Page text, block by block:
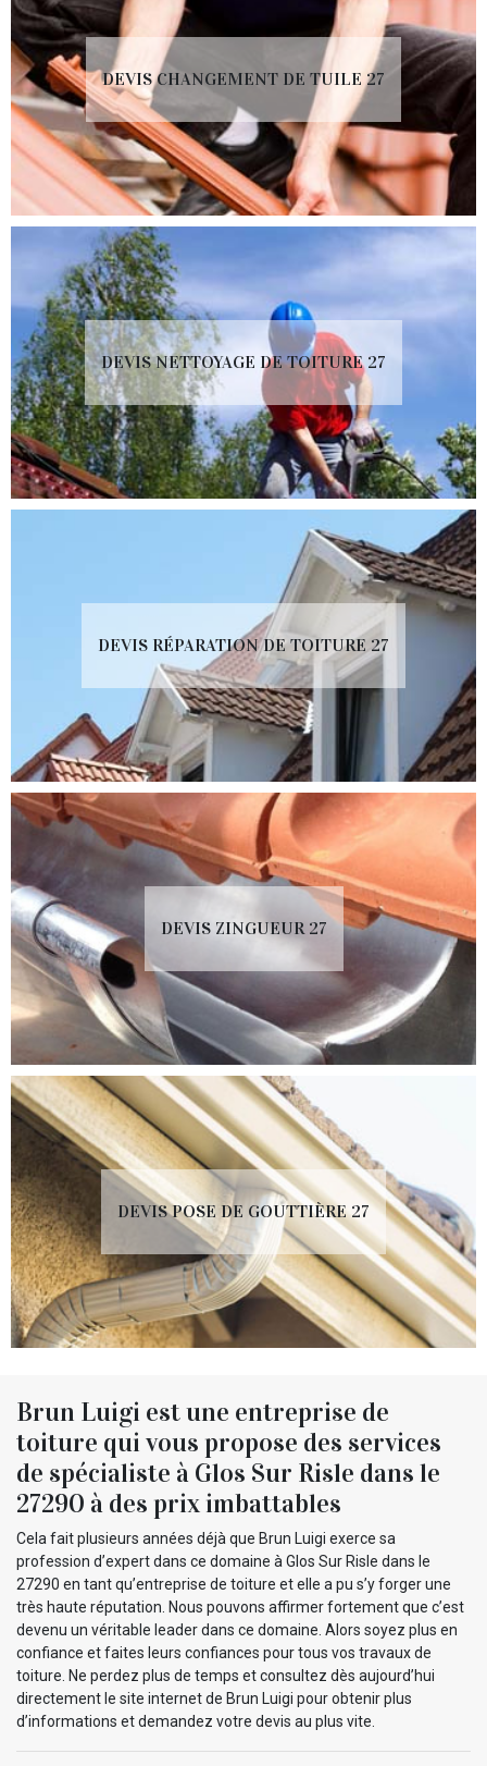
DEVIS CHANGEMENT DE TUILE 27
DEVIS NETTOYAGE DE TOITURE 27
DEVIS RÉPARATION DE TOITURE 27
DEVIS ZINGUEUR 27
DEVIS POSE DE GOUTTIÈRE 27
Brun Luigi est une entreprise de
toiture qui vous propose des services
de spécialiste à Glos Sur Risle dans le
27290 à des prix imbattables
Cela fait plusieurs années déjà que Brun Luigi exerce sa
profession d’expert dans ce domaine à Glos Sur Risle dans le
27290 en tant qu’entreprise de toiture et elle a pu s’y forger une
très haute réputation. Nous pouvons affirmer fortement que c’est
devenu un véritable leader dans ce domaine. Alors soyez plus en
confiance et faites leurs confiances pour tous vos travaux de
toiture. Ne perdez plus de temps et consultez dès aujourd’hui
directement le site internet de Brun Luigi pour obtenir plus
d’informations et demandez votre devis au plus vite.